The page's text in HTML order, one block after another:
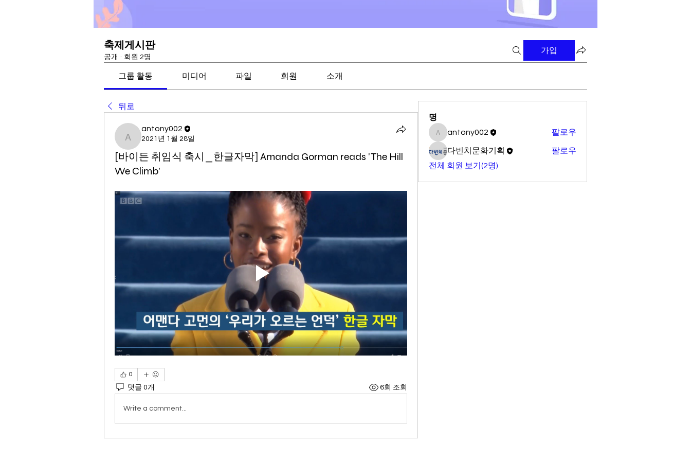
축제게시판
공개 · 회원 2명
가입
그룹 활동 미디어 파일 회원 소개
뒤로
antony002
antony002
2021년 1월 28일
[바이든 취임식 축시_한글자막] Amanda Gorman reads 'The Hill
We Climb'
0
댓글 0개 6회 조회
Write a comment...
명
antony002
antony002 팔로우
다빈치문화기획
팔로우
전체 회원 보기(2명)